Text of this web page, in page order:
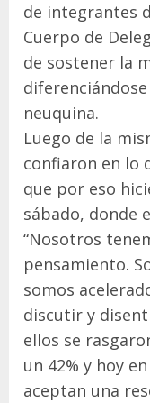
de integrantes
Cuerpo de
de sostener la
neuquina.
Luego de la
confiaron en lo
que por eso
sábado, donde
“Nosotros
pensamiento.
somos
discutir y
ellos se
un 42% y hoy
aceptan una